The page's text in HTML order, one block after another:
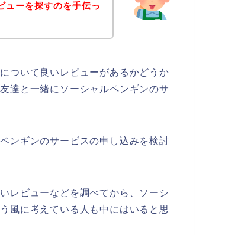
ューを探すのを手伝っ
ついて良いレビューがあるかどうか
達と一緒にソーシャルペンギンのサ
ンギンのサービスの申し込みを検討
レビューなどを調べてから、ソーシ
風に考えている人も中にはいると思